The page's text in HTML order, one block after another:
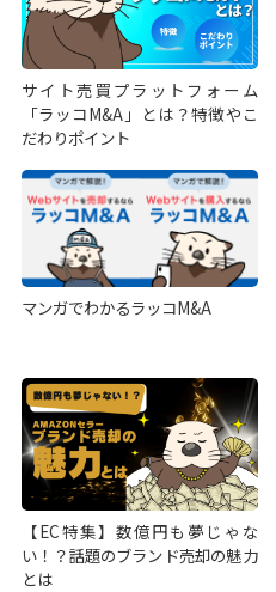
サイト売買プラットフォーム
「ラッコM&A」とは？特徴やこ
だわりポイント
マンガでわかるラッコM&A
【EC特集】数億円も夢じゃな
い！？話題のブランド売却の魅力
とは